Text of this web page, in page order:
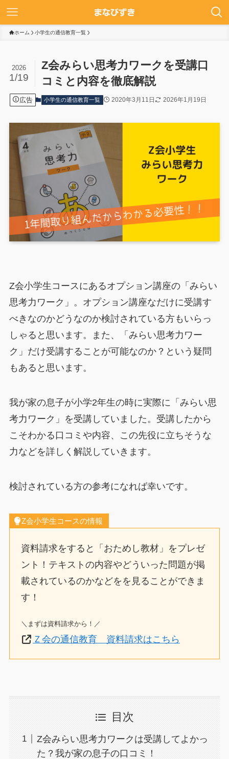
ホーム 小学生の通信教育一覧
Z会みらい思考力ワークを受講口
コミと内容を徹底解説
2026
1/19
広告 小学生の通信教育一覧 2020年3月11日 2026年1月19日
Z会小学生コースにあるオプション講座の「みらい
思考力ワーク」。オプション講座なだけに受講す
べきなのかどうなのか検討されている方もいらっ
しゃると思います。また、「みらい思考力ワー
ク」だけ受講することが可能なのか？という疑問
もあると思います。
我が家の息子が小学2年生の時に実際に「みらい思
考力ワーク」を受講していました。受講したから
こそわかる口コミや内容、この先役に立ちそうな
力などを詳しく解説していきます。
検討されている方の参考になれば幸いです。
Z会小学生コースの情報
資料請求をすると「おためし教材」をプレゼ
ント！テキストの内容やどういった問題が掲
載されているのかなどをを見ることができま
す！
＼まずは資料請求から！／
Ｚ会の通信教育 資料請求はこちら
目次
Z会みらい思考力ワークは受講してよかっ
た？我が家の息子の口コミ！